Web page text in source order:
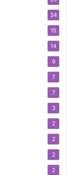
34
15
14
9
7
7
3
2
2
2
2